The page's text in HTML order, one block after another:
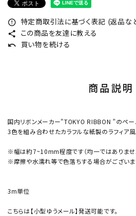
error_outline 特定商取引法に基づく表記 (返品な
share この商品を友達に教える
undo 買い物を続ける
商品説明
国内リボンメーカー"TOKYO RIBBON "のペー
3色を組み合わせたカラフルな紙製のラフィア風
※幅は約7~10mm程度です（均一ではありませ
※摩擦や水濡れ等で色落ちする場合がございま
3m単位
こちらは【小型ゆうメール】発送可能です。